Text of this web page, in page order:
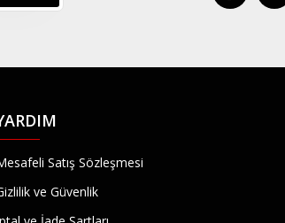
Satış Sözleşmesi
ve Güvenlik